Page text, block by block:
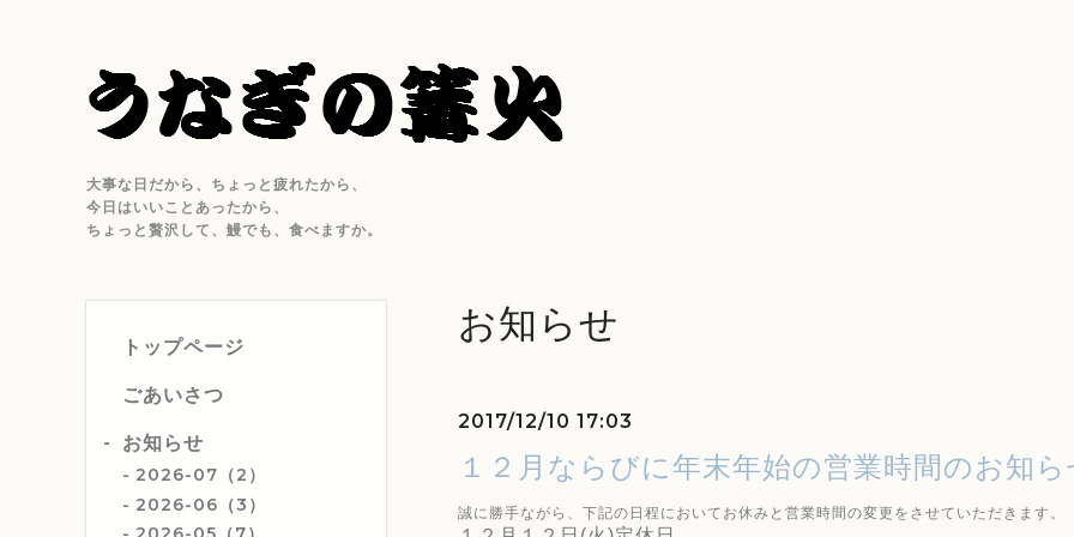
大事な日だから、ちょっと疲れたから、
今日はいいことあったから、
ちょっと贅沢して、鰻でも、食べますか。
トップページ
ごあいさつ
お知らせ
2026-07（2）
2026-06（3）
お知らせ
2017/12/10 17:03
１２月ならびに年末年始の営業時間のお知
誠に勝手ながら、下記の日程においてお休みと営業時間の変更をさせていただきます。